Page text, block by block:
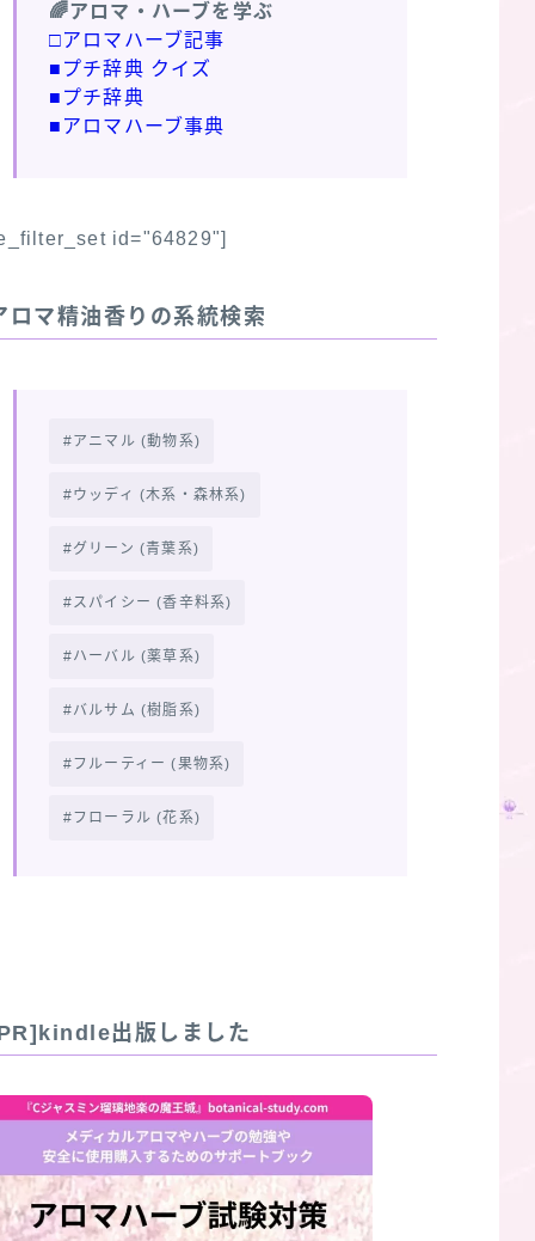
🌈アロマ・ハーブを学ぶ
□アロマハーブ記事
■プチ辞典 クイズ
■プチ辞典
■アロマハーブ事典
id="64829"]
ロマ精油香りの系統検索
アニマル (動物系)
ウッディ (木系・森林系)
グリーン (青葉系)
スパイシー (香辛料系)
ハーバル (薬草系)
バルサム (樹脂系)
フルーティー (果物系)
フローラル (花系)
出版しました